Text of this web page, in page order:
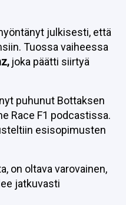
julkisesti, että
Tuossa vaiheessa
joka päätti siirtyä
puhunut Bottaksen
Race F1 podcastissa.
esisopimusten
on oltava varovainen,
jatkuvasti